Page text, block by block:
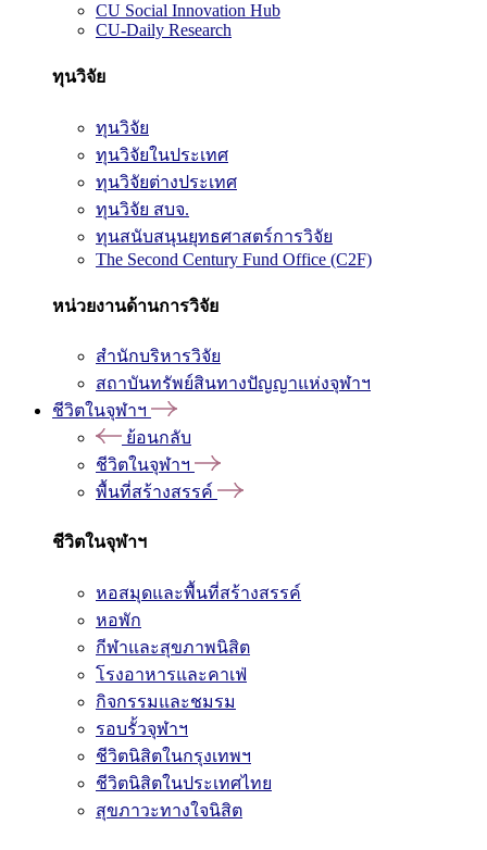
CU Social Innovation Hub
CU-Daily Research
ทุนวิจัย
ทุนวิจัย
ทุนวิจัยในประเทศ
ทุนวิจัยต่างประเทศ
ทุนวิจัย สบจ.
ทุนสนับสนุนยุทธศาสตร์การวิจัย
The Second Century Fund Office (C2F)
หน่วยงานด้านการวิจัย
สำนักบริหารวิจัย
สถาบันทรัพย์สินทางปัญญาแห่งจุฬาฯ
ชีวิตในจุฬาฯ
ย้อนกลับ
ชีวิตในจุฬาฯ
พื้นที่สร้างสรรค์
ชีวิตในจุฬาฯ
หอสมุดและพื้นที่สร้างสรรค์
หอพัก
กีฬาและสุขภาพนิสิต
โรงอาหารและคาเฟ่
กิจกรรมและชมรม
รอบรั้วจุฬาฯ
ชีวิตนิสิตในกรุงเทพฯ
ชีวิตนิสิตในประเทศไทย
สุขภาวะทางใจนิสิต